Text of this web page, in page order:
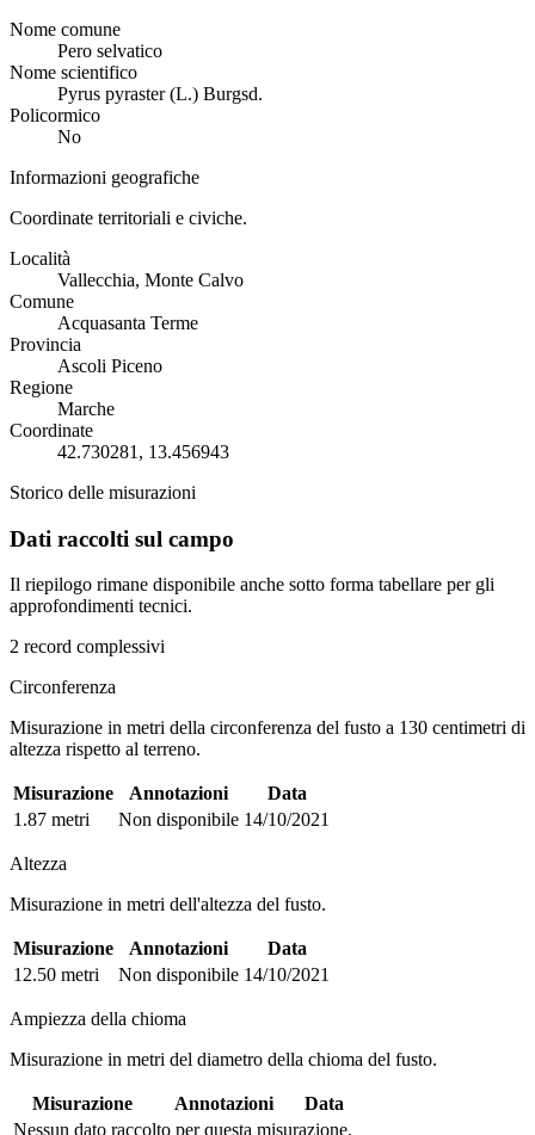
Nome comune
Pero selvatico
Nome scientifico
Pyrus pyraster (L.) Burgsd.
Policormico
No
Informazioni geografiche
Coordinate territoriali e civiche.
Località
Vallecchia, Monte Calvo
Comune
Acquasanta Terme
Provincia
Ascoli Piceno
Regione
Marche
Coordinate
42.730281, 13.456943
Storico delle misurazioni
Dati raccolti sul campo
Il riepilogo rimane disponibile anche sotto forma tabellare per gli
approfondimenti tecnici.
2 record complessivi
Circonferenza
Misurazione in metri della circonferenza del fusto a 130 centimetri di
altezza rispetto al terreno.
Misurazione Annotazioni
Data
1.87 metri
Non disponibile 14/10/2021
Altezza
Misurazione in metri dell'altezza del fusto.
Misurazione Annotazioni
Data
12.50 metri
Non disponibile 14/10/2021
Ampiezza della chioma
Misurazione in metri del diametro della chioma del fusto.
Misurazione Annotazioni
Data
Nessun dato raccolto per questa misurazione.